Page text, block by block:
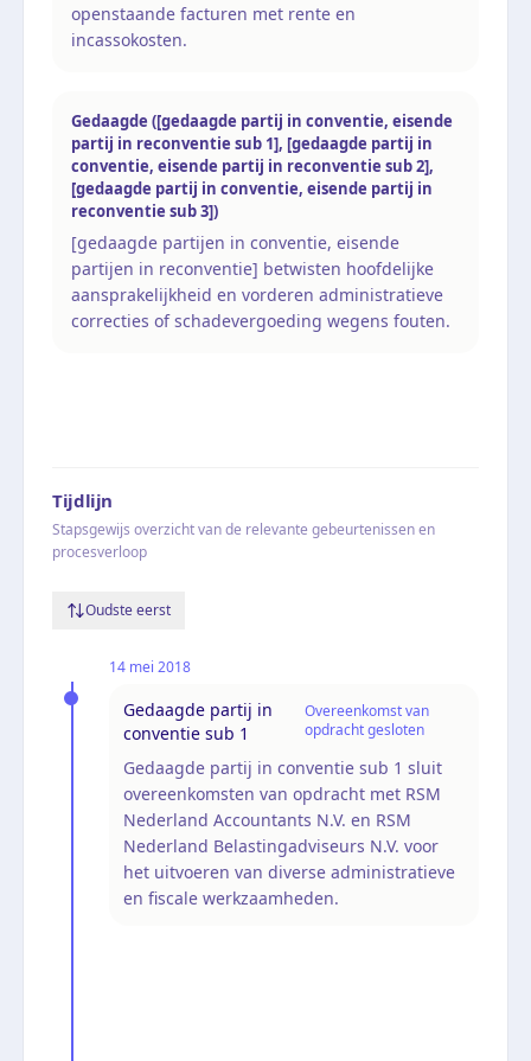
openstaande facturen met rente en
incassokosten.
Gedaagde ([gedaagde partij in conventie, eisende
partij in reconventie sub 1], [gedaagde partij in
conventie, eisende partij in reconventie sub 2],
[gedaagde partij in conventie, eisende partij in
reconventie sub 3])
[gedaagde partijen in conventie, eisende
partijen in reconventie] betwisten hoofdelijke
aansprakelijkheid en vorderen administratieve
correcties of schadevergoeding wegens fouten.
Tijdlijn
Stapsgewijs overzicht van de relevante gebeurtenissen en
procesverloop
Oudste eerst
14 mei 2018
Gedaagde partij in
conventie sub 1
Overeenkomst van
opdracht gesloten
Gedaagde partij in conventie sub 1 sluit
overeenkomsten van opdracht met RSM
Nederland Accountants N.V. en RSM
Nederland Belastingadviseurs N.V. voor
het uitvoeren van diverse administratieve
en fiscale werkzaamheden.